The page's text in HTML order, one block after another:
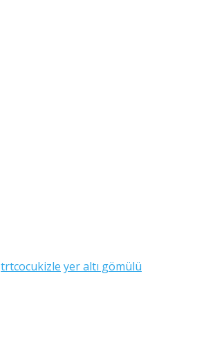
trtcocukizle yer altı gömülü